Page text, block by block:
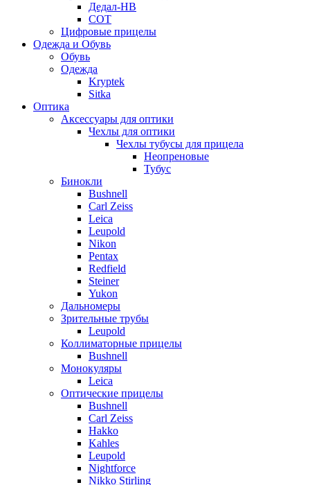
Дедал-НВ
СОТ
Цифровые прицелы
Одежда и Обувь
Обувь
Одежда
Kryptek
Sitka
Оптика
Аксессуары для оптики
Чехлы для оптики
Чехлы тубусы для прицела
Неопреновые
Тубус
Бинокли
Bushnell
Carl Zeiss
Leica
Leupold
Nikon
Pentax
Redfield
Steiner
Yukon
Дальномеры
Зрительные трубы
Leupold
Коллиматорные прицелы
Bushnell
Монокуляры
Leica
Оптические прицелы
Bushnell
Carl Zeiss
Hakko
Kahles
Leupold
Nightforce
Nikko Stirling